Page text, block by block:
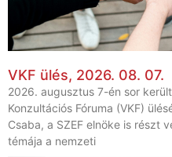
VKF ülés, 2026. 08. 07.
2026. augusztus 7-én sor
Konzultációs Fóruma (VKF)
Csaba, a SZEF elnöke is részt
témája a nemzeti